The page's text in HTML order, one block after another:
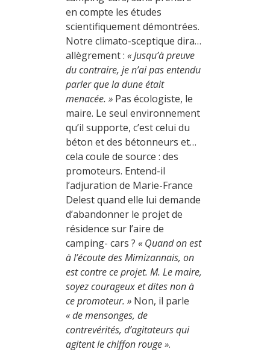
en compte les études
scientifiquement démontrées.
Notre climato-sceptique dira…
allègrement : « Jusqu’à preuve
du contraire, je n’ai pas entendu
parler que la dune était
menacée. » Pas écologiste, le
maire. Le seul environnement
qu’il supporte, c’est celui du
béton et des bétonneurs et…
cela coule de source : des
promoteurs. Entend-il
l’adjuration de Marie-France
Delest quand elle lui demande
d’abandonner le projet de
résidence sur l’aire de
camping- cars ? « Quand on est
à l’écoute des Mimizannais, on
est contre ce projet. M. Le maire,
soyez courageux et dites non à
ce promoteur. » Non, il parle
« de mensonges, de
contrevérités, d’agitateurs qui
agitent le chiffon rouge ».